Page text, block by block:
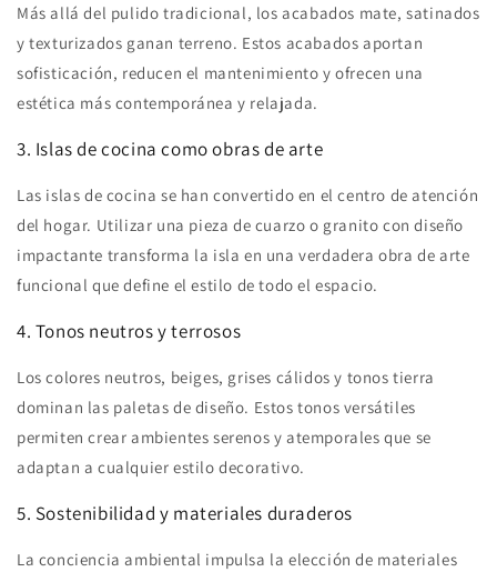
Más allá del pulido tradicional, los acabados mate, satinados
y texturizados ganan terreno. Estos acabados aportan
sofisticación, reducen el mantenimiento y ofrecen una
estética más contemporánea y relajada.
3. Islas de cocina como obras de arte
Las islas de cocina se han convertido en el centro de atención
del hogar. Utilizar una pieza de cuarzo o granito con diseño
impactante transforma la isla en una verdadera obra de arte
funcional que define el estilo de todo el espacio.
4. Tonos neutros y terrosos
Los colores neutros, beiges, grises cálidos y tonos tierra
dominan las paletas de diseño. Estos tonos versátiles
permiten crear ambientes serenos y atemporales que se
adaptan a cualquier estilo decorativo.
5. Sostenibilidad y materiales duraderos
La conciencia ambiental impulsa la elección de materiales